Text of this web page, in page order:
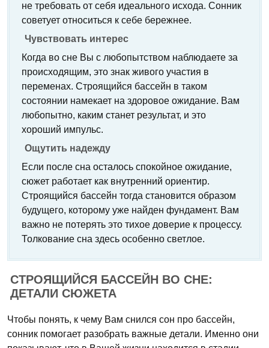
не требовать от себя идеального исхода. Сонник
советует относиться к себе бережнее.
Чувствовать интерес
Когда во сне Вы с любопытством наблюдаете за
происходящим, это знак живого участия в
переменах. Строящийся бассейн в таком
состоянии намекает на здоровое ожидание. Вам
любопытно, каким станет результат, и это
хороший импульс.
Ощутить надежду
Если после сна осталось спокойное ожидание,
сюжет работает как внутренний ориентир.
Строящийся бассейн тогда становится образом
будущего, которому уже найден фундамент. Вам
важно не потерять это тихое доверие к процессу.
Толкование сна здесь особенно светлое.
СТРОЯЩИЙСЯ БАССЕЙН ВО СНЕ:
ДЕТАЛИ СЮЖЕТА
Чтобы понять, к чему Вам снился сон про бассейн,
сонник помогает разобрать важные детали. Именно они